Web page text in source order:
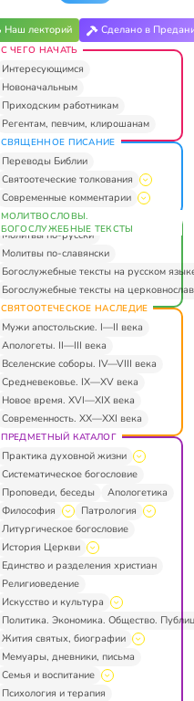
Наш лекторий Сделано в
С ЧЕГО НАЧАТЬ
Интересующимся
Новоначальным
Приходским работникам
Регентам, певчим, клирошанам
СВЯЩЕННОЕ ПИСАНИЕ
Переводы Библии
Святоотеческие толкования
Современные комментарии
МОЛИТВОСЛОВЫ.
БОГОСЛУЖЕБНЫЕ ТЕКСТЫ
Молитвы по-русски
Молитвы по-славянски
Богослужебные тексты на русском
Богослужебные тексты на
СВЯТООТЕЧЕСКОЕ НАСЛЕДИЕ
Мужи апостольские. I—II века
Апологеты. II—III века
Вселенские соборы. IV—VIII века
Средневековье. IX—XV века
Новое время. XVI—XIX века
Современность. XX—XXI века
ПРЕДМЕТНЫЙ КАТАЛОГ
Практика духовной жизни
Систематическое богословие
Проповеди, беседы
Апологетика
Философия
Патрология
Литургическое богословие
История Церкви
Единство и разделения христиан
Религиоведение
Искусство и культура
Политика. Экономика. Общество.
Жития святых, биографии
Мемуары, дневники, письма
Семья и воспитание
Психология и терапия